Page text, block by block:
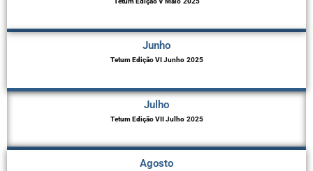
Junho
Tetum Edição VI Junho 2025
Julho
Tetum Edição VII Julho 2025
Agosto